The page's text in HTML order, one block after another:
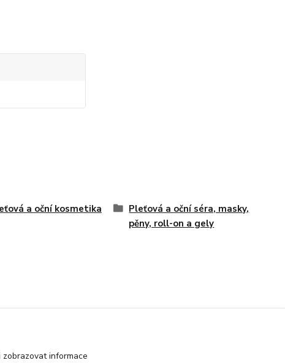
a oční kosmetika
Pleťová a oční séra, masky,
pěny, roll-on a gely
zobrazovat informace